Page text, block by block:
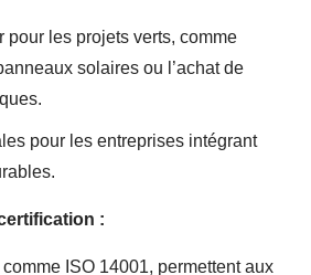
pour les projets verts, comme
solaires ou l’achat de
pour les entreprises intégrant
:
ISO 14001, permettent aux